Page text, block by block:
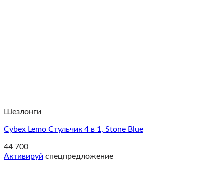
Шезлонги
Cybex Lemo Стульчик 4 в 1, Stone Blue
44 700
Активируй спецпредложение